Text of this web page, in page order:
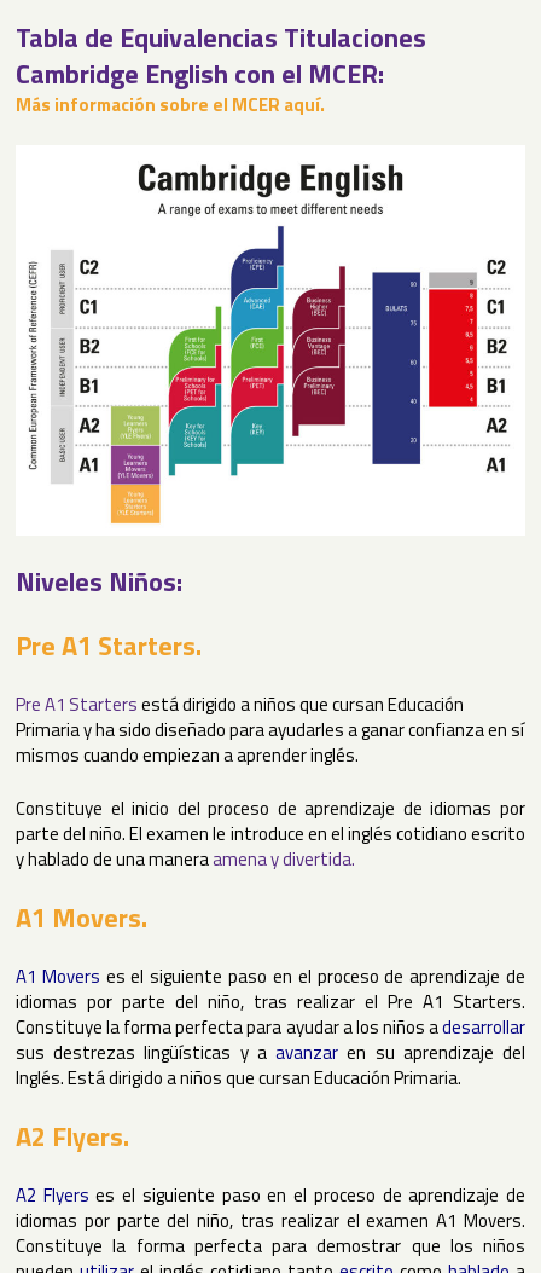
Tabla de Equivalencias Titulaciones
Cambridge English con el MCER:
Más información sobre el MCER aquí.
Niveles Niños:
Pre A1 Starters.
Pre A1 Startersestá dirigido a niños que cursan Educación
Primaria y ha sido diseñado para ayudarles a ganar confianza en sí
mismos cuando empiezan a aprender inglés.
Constituye el inicio del proceso de aprendizaje de idiomas por
parte del niño. El examen le introduce en el inglés cotidiano escrito
y hablado de una maneraamena y divertida.
A1 Movers.
A1 Movers es el siguiente paso en el proceso de aprendizaje de
idiomas por parte del niño, tras realizar el Pre A1 Starters.
Constituye la forma perfecta para ayudar a los niños adesarrollar
sus destrezas lingüísticas y aavanzar en su aprendizaje del
Inglés. Está dirigido a niños que cursan Educación Primaria.
A2 Flyers.
A2 Flyers es el siguiente paso en el proceso de aprendizaje de
idiomas por parte del niño, tras realizar el examen A1 Movers.
Constituye la forma perfecta para demostrar que los niños